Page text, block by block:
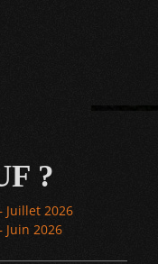
?
Juillet 2026
Juin 2026